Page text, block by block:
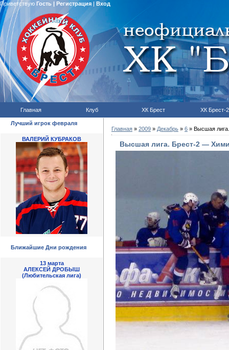
Приветствую Гость | Регистрация| Вход
Главная Клуб ХК Брест ХК Брест-2
Лучший игрок февраля
ВАЛЕРИЙ КУБРАКОВ
Ближайшие Дни рождения
13 марта
АЛЕКСЕЙ ДРОБЫШ
(Любительская лига)
Главная » 2009 » Декабрь » 6 » Высшая
Высшая лига. Брест-2 —